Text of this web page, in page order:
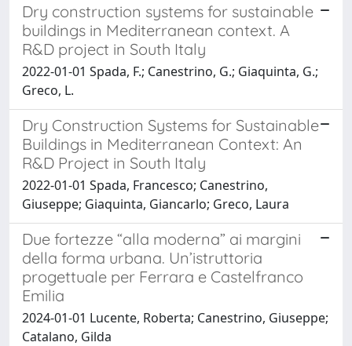
Dry construction systems for sustainable
buildings in Mediterranean context. A
R&D project in South Italy
2022-01-01 Spada, F.; Canestrino, G.; Giaquinta, G.;
Greco, L.
Dry Construction Systems for Sustainable
Buildings in Mediterranean Context: An
R&D Project in South Italy
2022-01-01 Spada, Francesco; Canestrino,
Giuseppe; Giaquinta, Giancarlo; Greco, Laura
Due fortezze “alla moderna” ai margini
della forma urbana. Un’istruttoria
progettuale per Ferrara e Castelfranco
Emilia
2024-01-01 Lucente, Roberta; Canestrino, Giuseppe;
Catalano, Gilda